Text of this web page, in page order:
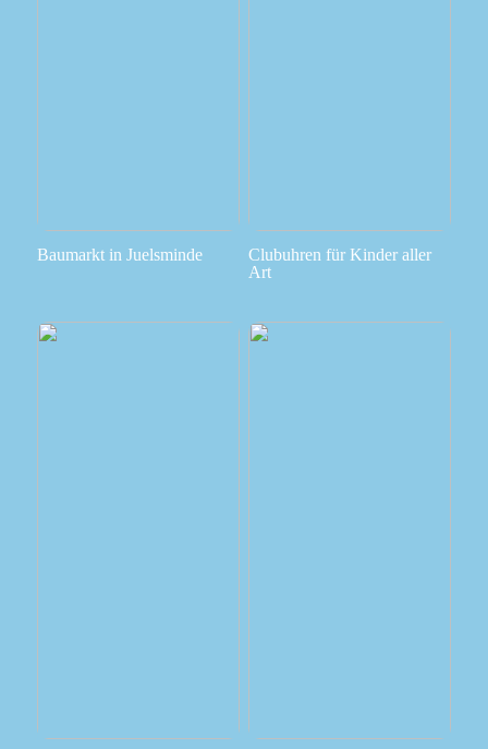
Baumarkt in Juelsminde
Clubuhren für Kinder aller
Art